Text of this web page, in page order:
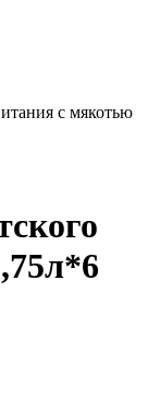
с мякотью